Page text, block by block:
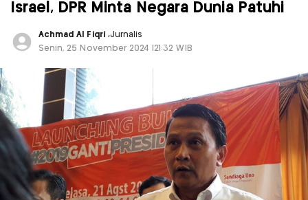
Israel, DPR Minta Negara Dunia Patuhi
Achmad Al Fiqri ,Jurnalis
Senin, 25 November 2024 |21:32 WIB